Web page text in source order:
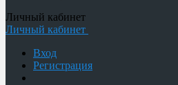
Личный кабинет
Личный кабинет
Вход
Регистрация